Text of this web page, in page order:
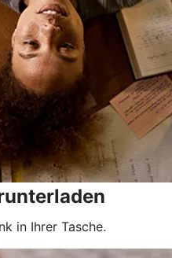
in Ihrer Tasche.